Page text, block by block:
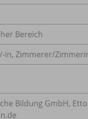
Bereich
in, Zimmerer/
Bildung GmbH,